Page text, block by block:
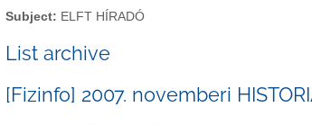
Subject: ELFT HÍRADÓ
List archive
[Fizinfo] 2007. novemberi